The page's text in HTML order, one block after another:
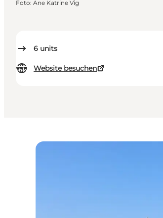
6 units
Website besuchen
Foto: Ane Katrine Vig